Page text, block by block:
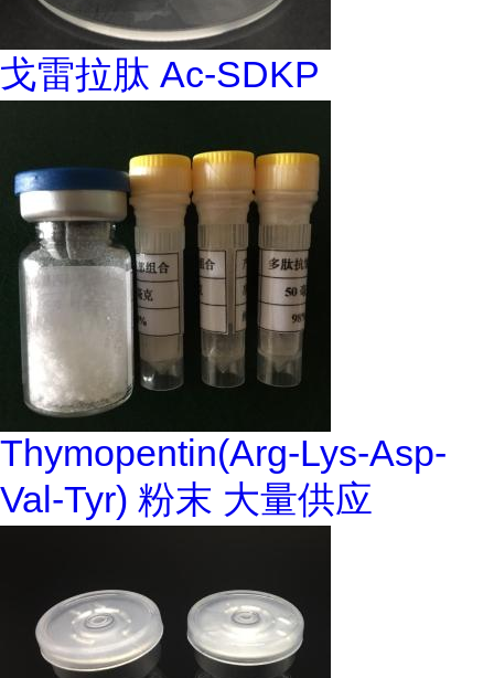
戈雷拉肽 Ac-SDKP
Thymopentin(Arg-Lys-Asp-
Val-Tyr) 粉末 大量供应